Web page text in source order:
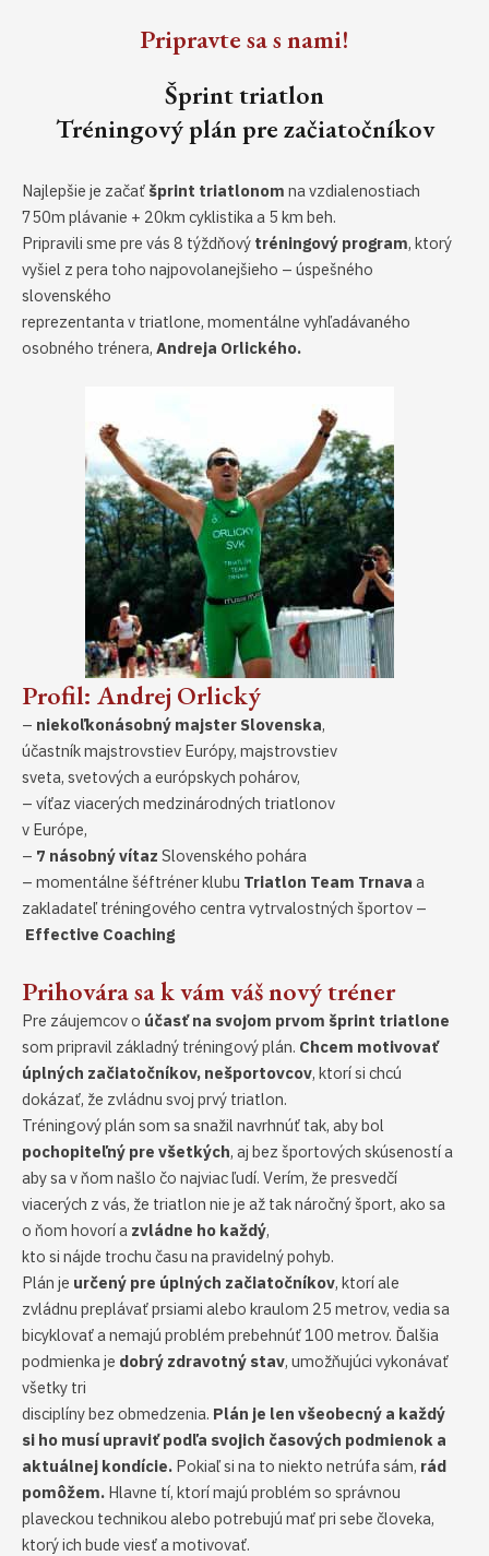
Pripravte sa s nami!
Šprint triatlon
Tréningový plán pre začiatočníkov
Najlepšie je začať šprint triatlonom na vzdialenostiach
750m plávanie + 20km cyklistika a 5 km beh.
Pripravili sme pre vás 8 týždňový tréningový program, ktorý
vyšiel z pera toho najpovolanejšieho – úspešného
slovenského
reprezentanta v triatlone, momentálne vyhľadávaného
osobného trénera, Andreja Orlického.
Profil: Andrej Orlický
– niekoľkonásobný majster Slovenska,
účastník majstrovstiev Európy, majstrovstiev
sveta, svetových a európskych pohárov,
– víťaz viacerých medzinárodných triatlonov
v Európe,
– 7 násobný vítaz Slovenského pohára
– momentálne šéftréner klubu Triatlon Team Trnava a
zakladateľ tréningového centra vytrvalostných športov –
Effective Coaching
Prihovára sa k vám váš nový tréner
Pre záujemcov o účasť na svojom prvom šprint triatlone
som pripravil základný tréningový plán. Chcem motivovať
úplných začiatočníkov, nešportovcov, ktorí si chcú
dokázať, že zvládnu svoj prvý triatlon.
Tréningový plán som sa snažil navrhnúť tak, aby bol
pochopiteľný pre všetkých, aj bez športových skúseností a
aby sa v ňom našlo čo najviac ľudí. Verím, že presvedčí
viacerých z vás, že triatlon nie je až tak náročný šport, ako sa
o ňom hovorí a zvládne ho každý,
kto si nájde trochu času na pravidelný pohyb.
Plán je určený pre úplných začiatočníkov, ktorí ale
zvládnu preplávať prsiami alebo kraulom 25 metrov, vedia sa
bicyklovať a nemajú problém prebehnúť 100 metrov. Ďalšia
podmienka je dobrý zdravotný stav, umožňujúci vykonávať
všetky tri
disciplíny bez obmedzenia. Plán je len všeobecný a každý
si ho musí upraviť podľa svojich časových podmienok a
aktuálnej kondície. Pokiaľ si na to niekto netrúfa sám, rád
pomôžem. Hlavne tí, ktorí majú problém so správnou
plaveckou technikou alebo potrebujú mať pri sebe človeka,
ktorý ich bude viesť a motivovať.